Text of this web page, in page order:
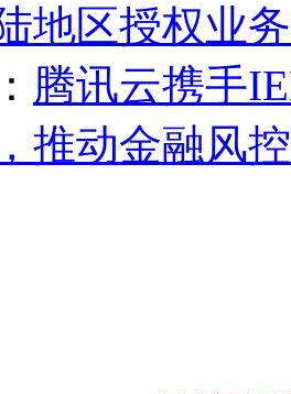
地区授权业务
腾讯云携手
推动金融风